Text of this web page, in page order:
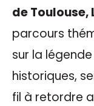
de Toulouse,
parcours
sur la
historiques,
fil à retordre